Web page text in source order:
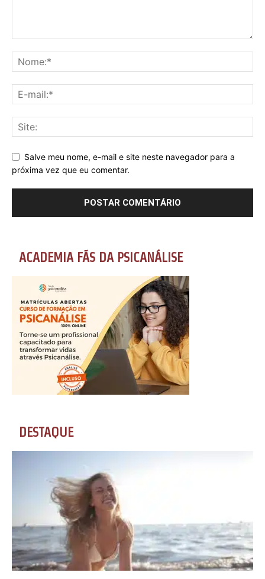
Salve meu nome, e-mail e site neste navegador para a
próxima vez que eu comentar.
ACADEMIA FÃS DA PSICANÁLISE
DESTAQUE